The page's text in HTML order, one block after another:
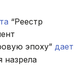
“Реестр
эпоху” дает
назрела